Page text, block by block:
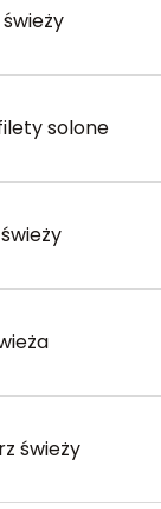
solone
świeży